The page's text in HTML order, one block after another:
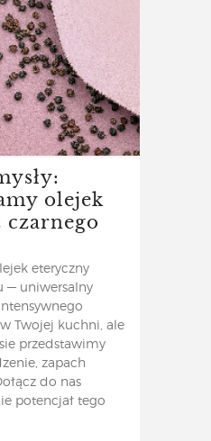
olejek
eteryczny
— uniwersalny
Twojej kuchni, ale
przedstawimy
zapach
do nas
potencjał tego